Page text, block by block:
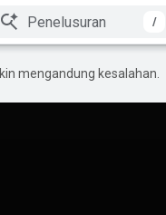
/
mengandung kesalahan.